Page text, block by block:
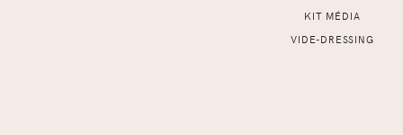
KIT MÉDIA
VIDE-DRESSING